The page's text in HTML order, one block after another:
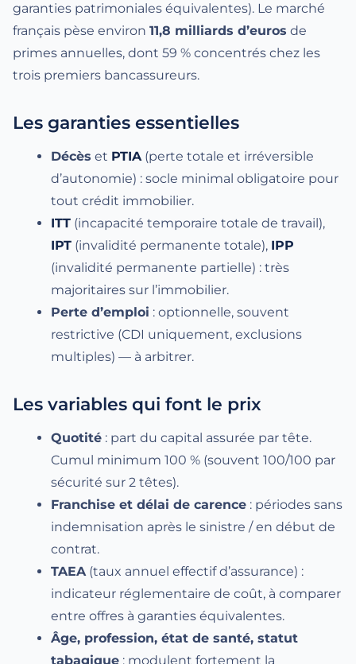
garanties patrimoniales équivalentes). Le marché
français pèse environ 11,8 milliards d’euros de
primes annuelles, dont 59 % concentrés chez les
trois premiers bancassureurs.
Les garanties essentielles
Décès et PTIA(perte totale et irréversible
d’autonomie) : socle minimal obligatoire pour
tout crédit immobilier.
ITT (incapacité temporaire totale de travail),
IPT (invalidité permanente totale), IPP
(invalidité permanente partielle) : très
majoritaires sur l’immobilier.
Perte d’emploi : optionnelle, souvent
restrictive (CDI uniquement, exclusions
multiples) — à arbitrer.
Les variables qui font le prix
Quotité : part du capital assurée par tête.
Cumul minimum 100 % (souvent 100/100 par
sécurité sur 2 têtes).
Franchise et délai de carence : périodes sans
indemnisation après le sinistre / en début de
contrat.
TAEA(taux annuel effectif d’assurance) :
indicateur réglementaire de coût, à comparer
entre offres à garanties équivalentes.
Âge, profession, état de santé, statut
tabagique : modulent fortement la